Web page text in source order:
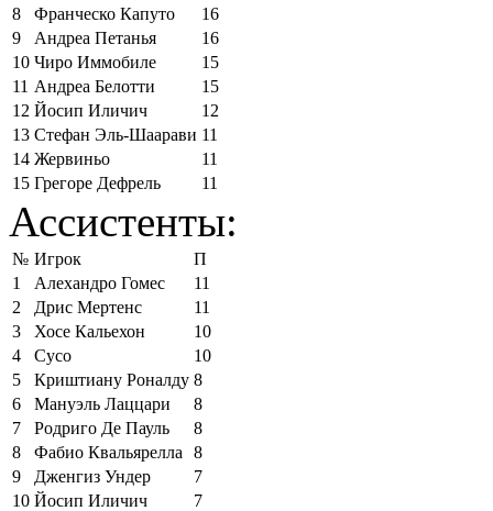
8
Франческо Капуто
16
9
Андреа Петанья
16
10 Чиро Иммобиле
15
11 Андреа Белотти
15
12 Йосип Иличич
12
13 Стефан Эль-Шаарави 11
14 Жервиньо
11
15 Грегоре Дефрель 11
Ассистенты:
№ Игрок
П
1
Алехандро Гомес
11
2
Дрис Мертенс
11
3
Хосе Кальехон
10
4
Сусо
10
5
Криштиану Роналду 8
6
Мануэль Лаццари
8
7
Родриго Де Пауль
8
8
Фабио Квальярелла
8
9
Дженгиз Ундер
7
10 Йосип Иличич
7